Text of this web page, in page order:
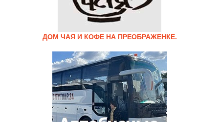
ДОМ ЧАЯ И КОФЕ НА ПРЕОБРАЖЕНКЕ.